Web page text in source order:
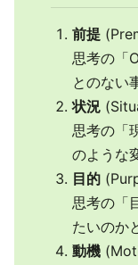
前提
思考の「
とのない
状況
思考の「
のような
目的
思考の「
たいのか
動機